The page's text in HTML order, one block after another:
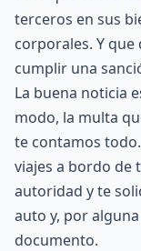
terceros en sus
corporales. Y
cumplir una
La buena noticia
modo, la multa
te contamos
viajes a bordo de
autoridad y te
auto y, por
documento.